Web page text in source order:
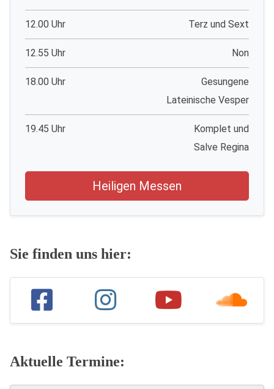
12.00 Uhr Terz und Sext
12.55 Uhr Non
18.00 Uhr
Gesungene
Lateinische Vesper
19.45 Uhr
Komplet und
Salve Regina
Heiligen Messen
Sie finden uns hier:
Aktuelle Termine: